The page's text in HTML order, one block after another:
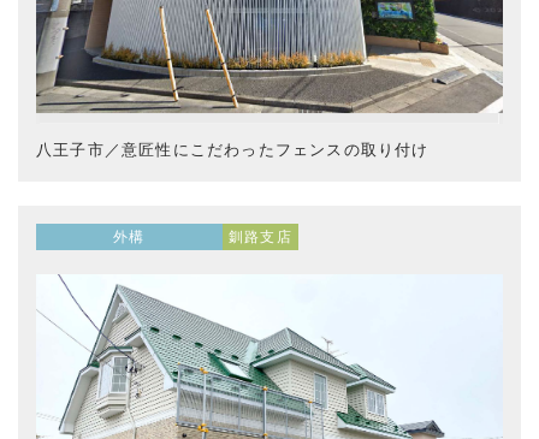
八王子市／意匠性にこだわったフェンスの取り付け
外構 釧路支店